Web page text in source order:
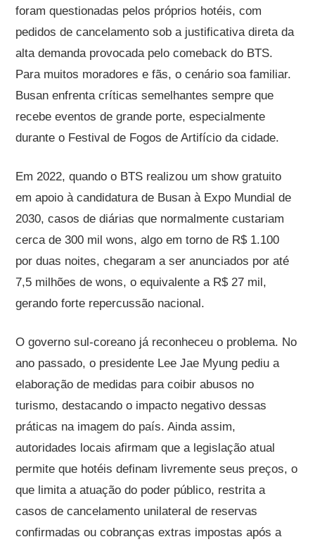
foram questionadas pelos próprios hotéis, com
pedidos de cancelamento sob a justificativa direta da
alta demanda provocada pelo comeback do BTS.
Para muitos moradores e fãs, o cenário soa familiar.
Busan enfrenta críticas semelhantes sempre que
recebe eventos de grande porte, especialmente
durante o Festival de Fogos de Artifício da cidade.
Em 2022, quando o BTS realizou um show gratuito
em apoio à candidatura de Busan à Expo Mundial de
2030, casos de diárias que normalmente custariam
cerca de 300 mil wons, algo em torno de R$ 1.100
por duas noites, chegaram a ser anunciados por até
7,5 milhões de wons, o equivalente a R$ 27 mil,
gerando forte repercussão nacional.
O governo sul-coreano já reconheceu o problema. No
ano passado, o presidente Lee Jae Myung pediu a
elaboração de medidas para coibir abusos no
turismo, destacando o impacto negativo dessas
práticas na imagem do país. Ainda assim,
autoridades locais afirmam que a legislação atual
permite que hotéis definam livremente seus preços, o
que limita a atuação do poder público, restrita a
casos de cancelamento unilateral de reservas
confirmadas ou cobranças extras impostas após a